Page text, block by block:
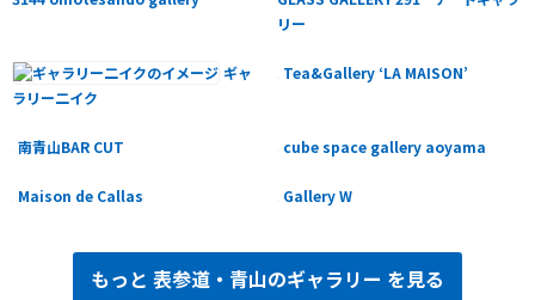
リー
ギャ
ラリー二イク
Tea&Gallery ‘LA MAISON’
南青山BAR CUT cube space gallery aoyama
Maison de Callas Gallery W
もっと 表参道・青山のギャラリー を見る